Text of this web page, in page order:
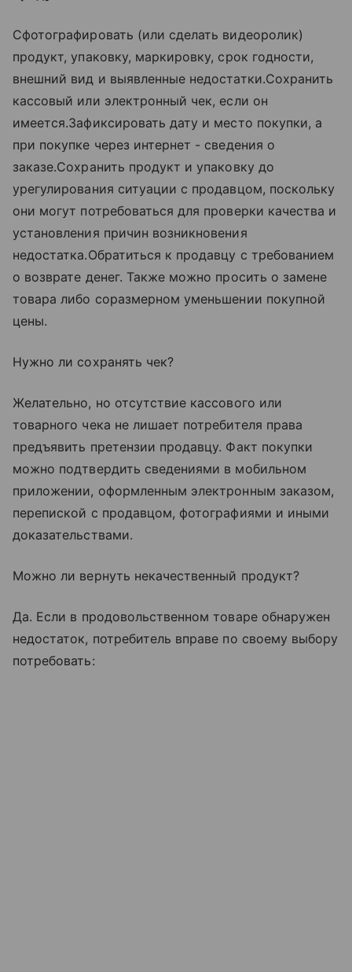
Сфотографировать (или сделать видеоролик)
продукт, упаковку, маркировку, срок годности,
внешний вид и выявленные недостатки.Сохранить
кассовый или электронный чек, если он
имеется.Зафиксировать дату и место покупки, а
при покупке через интернет - сведения о
заказе.Сохранить продукт и упаковку до
урегулирования ситуации с продавцом, поскольку
они могут потребоваться для проверки качества и
установления причин возникновения
недостатка.Обратиться к продавцу с требованием
о возврате денег. Также можно просить о замене
товара либо соразмерном уменьшении покупной
цены.
Нужно ли сохранять чек?
Желательно, но отсутствие кассового или
товарного чека не лишает потребителя права
предъявить претензии продавцу. Факт покупки
можно подтвердить сведениями в мобильном
приложении, оформленным электронным заказом,
перепиской с продавцом, фотографиями и иными
доказательствами.
Можно ли вернуть некачественный продукт?
Да. Если в продовольственном товаре обнаружен
недостаток, потребитель вправе по своему выбору
потребовать: